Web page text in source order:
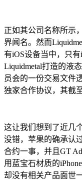
正如其公司名称所示
界闻名。然而
有iOS设备当中，只有
Liquidmetal打造的液
员会的一份交易文件
独家合作协议，其截
这让我们想到了近几
没错，苹果的确承认
合约一事，并且GT
用蓝宝石材质的
却没有相关产品面世